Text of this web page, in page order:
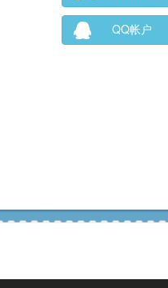
QQ帐户